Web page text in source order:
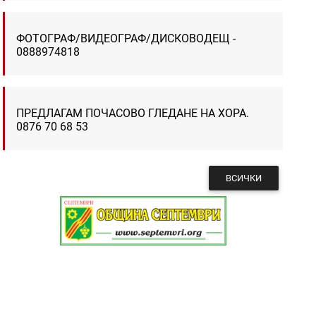
ФОТОГРАФ/ВИДЕОГРАФ/ДИСКОВОДЕЩ -
0888974818
ПРЕДЛАГАМ ПОЧАСОВО ГЛЕДАНЕ НА ХОРА.
0876 70 68 53
ВСИЧКИ